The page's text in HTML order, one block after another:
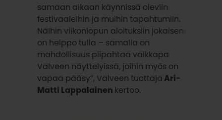
samaan aikaan käynnissä oleviin
festivaaleihin ja muihin tapahtumiin.
Näihin viikonlopun aloituksiin jokaisen
on helppo tulla – samalla on
mahdollisuus piipahtaa vaikkapa
Valveen näyttelyissä, joihin myös on
vapaa pääsy”, Valveen tuottaja Ari-
Matti Lappalainen kertoo.